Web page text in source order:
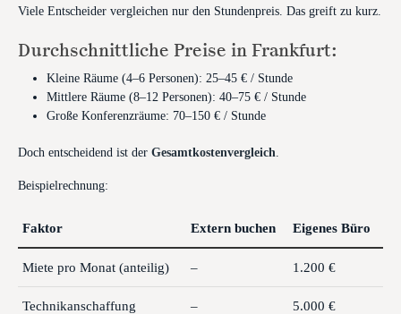
Viele Entscheider vergleichen nur den Stundenpreis. Das greift zu kurz.
Durchschnittliche Preise in Frankfurt:
Kleine Räume (4–6 Personen): 25–45 € / Stunde
Mittlere Räume (8–12 Personen): 40–75 € / Stunde
Große Konferenzräume: 70–150 € / Stunde
Doch entscheidend ist der Gesamtkostenvergleich.
Beispielrechnung:
Faktor Extern buchen Eigenes Büro
Miete pro Monat (anteilig) – 1.200 €
Technikanschaffung – 5.000 €